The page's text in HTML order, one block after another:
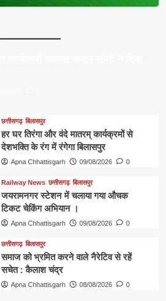
छत्तीसगढ़ बिलासपुर
हर घर तिरंगा और वंदे मातरम् कार्यक्रमों से
देशभक्ति के रंग में रंगेगा बिलासपुर
Apna Chhattisgarh 09/08/2026 0
Railway News छत्तीसगढ़ बिलासपुर
जयरामनगर स्टेशन में चलाया गया औचक
टिकट चेकिंग अभियान ।
Apna Chhattisgarh 09/08/2026 0
छत्तीसगढ़ बिलासपुर
समाज को भ्रमित करने वाले नैरेटिव से रहें
सचेत : कैलाश चंद्र
Apna Chhattisgarh 08/08/2026 0